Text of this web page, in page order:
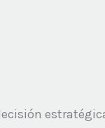
estratégica